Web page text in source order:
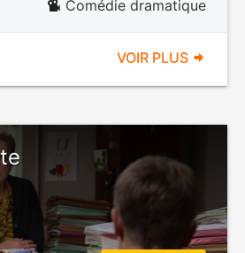
Comédie dramatique
VOIR PLUS